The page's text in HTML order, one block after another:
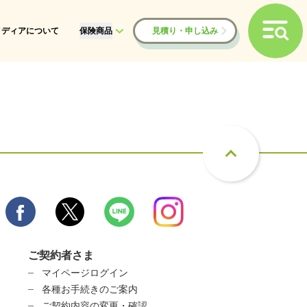
ィアについて 保険商品 見積り・申し込み
ご契約者さま
マイページログイン
各種お手続きのご案内